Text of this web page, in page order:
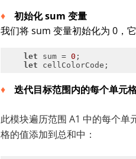
初始化 sum 变量
我们将 sum 变量初始化为 0，
let sum = 0
let cellColorCode;
迭代目标范围内的每个单元
此模块遍历范围 A1 中的每个
格的值添加到总和中：